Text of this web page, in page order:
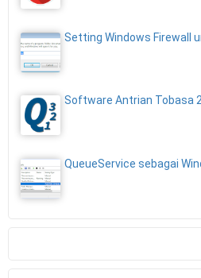
Setting Windows Firewall
Software Antrian Tobasa
QueueService sebagai